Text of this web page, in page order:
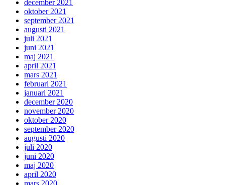
december 2021
oktober 2021
september 2021
augusti 2021
juli 2021
juni 2021
maj 2021
april 2021
mars 2021
februari 2021
januari 2021
december 2020
november 2020
oktober 2020
september 2020
augusti 2020
juli 2020
juni 2020
maj 2020
april 2020
mars 2020